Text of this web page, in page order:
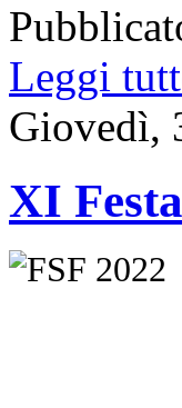
Leggi
Giovedì,
XI